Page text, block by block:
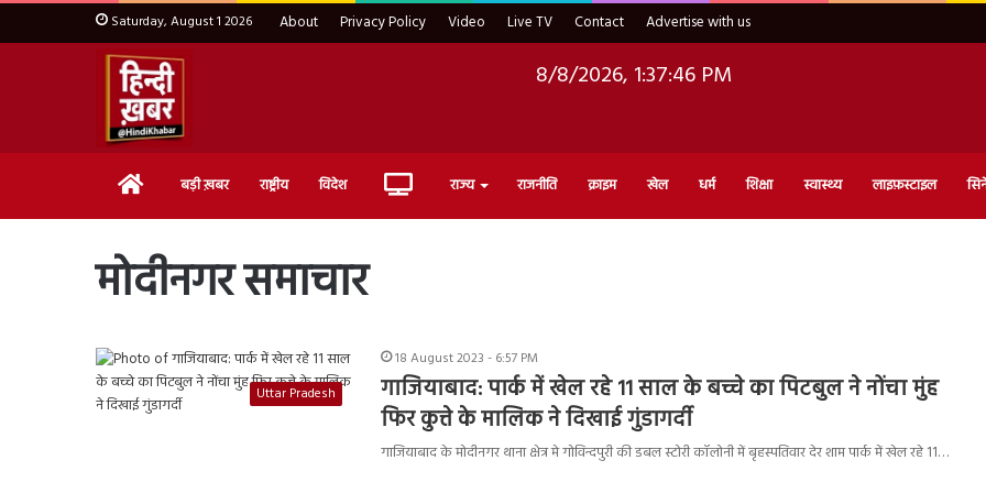
Saturday, August 1 2026 About Privacy Policy Video Live TV Contact Advertise with us
8/8/2026, 1:37:47 PM
Home बड़ी ख़बर राष्ट्रीय विदेश Live राज्य राजनीति क्राइम खेल धर्म शिक्षा स्वास्थ्य लाइफ़स्टाइल
मोदीनगर समाचार
Uttar Pradesh
18 August 2023 - 6:57 PM
गाजियाबाद: पार्क में खेल रहे 11 साल के बच्चे का पिटबुल ने नोंचा मुंह
फिर कुत्ते के मालिक ने दिखाई गुंडागर्दी
गाजियाबाद के मोदीनगर थाना क्षेत्र मे गोविन्दपुरी की डबल स्टोरी कॉलोनी में बृहस्पतिवार देर शाम पार्क में खेल रहे 11…